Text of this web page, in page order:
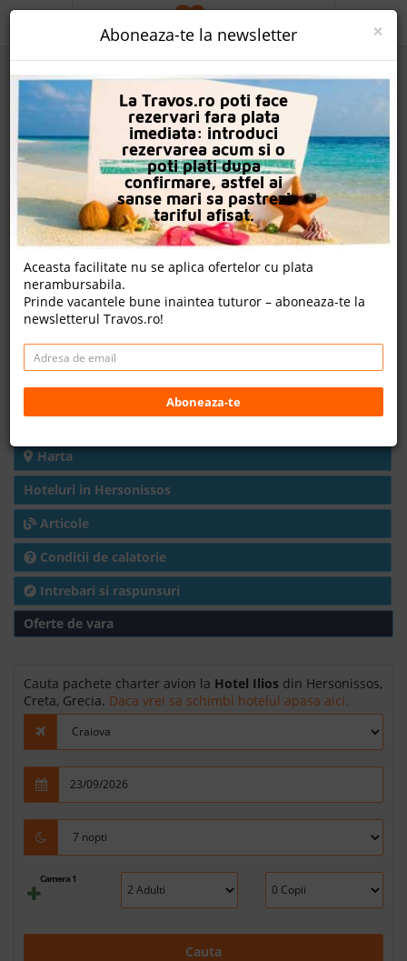
Hotel Ilios
nota Travos: 8.7
Hersonissos, Creta, Grecia
Distanta fata de plaja: 160m
Cazare
Charter avion
Detalii hotel
Harta
Hoteluri in Hersonissos
Articole
Conditii de calatorie
Intrebari si raspunsuri
Oferte de vara
Cauta pachete charter avion la Hotel Ilios din Hersonissos,
Creta, Grecia. Daca vrei sa schimbi hotelul apasa aici.
Camera 1
Cauta
PROMO
CAUTA REZERVARE
OFERTA PERSONALIZATA
DESPRE NOI
LOGIN
CAZARE
CHARTER AVION
CAZARE + AUTOCAR
CONTACT
+40 376 444 888
LEI
×
Aboneaza-te la newsletter
La Travos.ro poti face
rezervari fara plata
imediata: introduci
rezervarea acum si o
poti plati dupa
confirmare, astfel ai
sanse mari sa pastrezi
tariful afisat.
Aceasta facilitate nu se aplica ofertelor cu plata
nerambursabila.
Prinde vacantele bune inaintea tuturor – aboneaza-te la
newsletterul Travos.ro!
Aboneaza-te